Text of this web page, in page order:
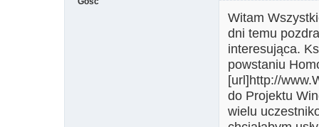
Witam
dni temu
interesująca.
powstaniu
[url]http://
do Projektu
wielu